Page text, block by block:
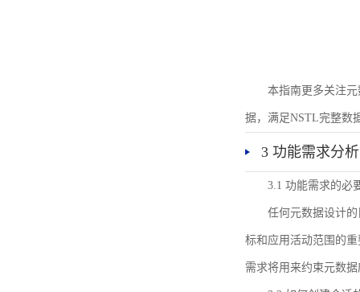
本指南更多关注
据，满足NSTL完整数
3 功能需求分析
3.1 功能需求的必
任何元数据设计
标和应用活动范围的
需求将用来约束元数